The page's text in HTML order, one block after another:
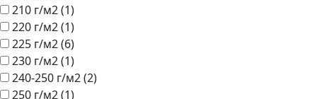
210 г/м2(1)
220 г/м2(1)
225 г/м2(6)
230 г/м2(1)
240-250 г/м2(2)
250 г/м2(1)